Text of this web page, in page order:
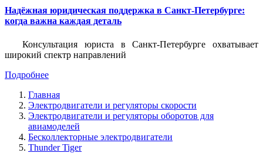
Надёжная юридическая поддержка в Санкт-Петербурге:
когда важна каждая деталь
Консультация юриста в Санкт-Петербурге охватывает
широкий спектр направлений
Подробнее
Главная
Электродвигатели и регуляторы скорости
Электродвигатели и регуляторы оборотов для
авиамоделей
Бесколлекторные электродвигатели
Thunder Tiger